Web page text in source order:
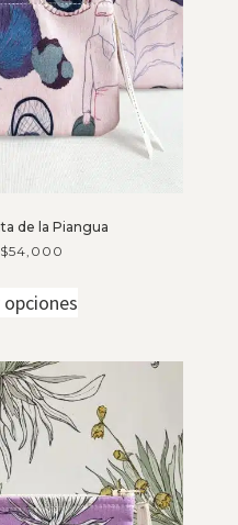
de la Piangua
$54,000